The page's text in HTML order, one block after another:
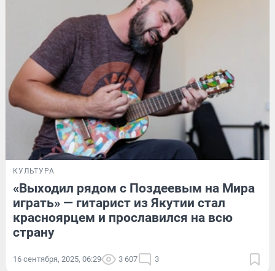
КУЛЬТУРА
«Выходил рядом с Поздеевым на Мира
играть» — гитарист из Якутии стал
красноярцем и прославился на всю
страну
16 сентября, 2025, 06:29 3 607 3